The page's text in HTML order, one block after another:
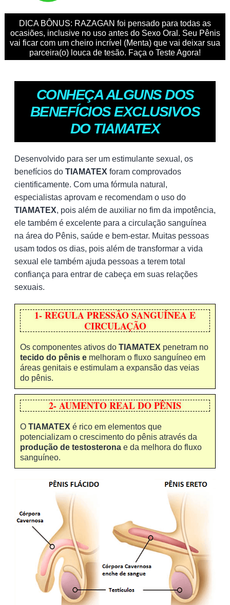
DICA BÔNUS: RAZAGAN foi pensado para todas as
ocasiões, inclusive no uso antes do Sexo Oral. Seu Pênis
vai ficar com um cheiro incrível (Menta) que vai deixar sua
parceira(o) louca de tesão. Faça o Teste Agora!
CONHEÇA ALGUNS DOS
BENEFÍCIOS EXCLUSIVOS
DO TIAMATEX
Desenvolvido para ser um estimulante sexual, os
benefícios do TIAMATEX foram comprovados
cientificamente. Com uma fórmula natural,
especialistas aprovam e recomendam o uso do
TIAMATEX, pois além de auxiliar no fim da impotência,
ele também é excelente para a circulação sanguínea
na área do Pênis, saúde e bem-estar. Muitas pessoas
usam todos os dias, pois além de transformar a vida
sexual ele também ajuda pessoas a terem total
confiança para entrar de cabeça em suas relações
sexuais.
1- REGULA PRESSÃO SANGUÍNEA E
CIRCULAÇÃO
Os componentes ativos do TIAMATEX penetram no
tecido do pênis e melhoram o fluxo sanguíneo em
áreas genitais e estimulam a expansão das veias
do pênis.
2- AUMENTO REAL DO PÊNIS
O TIAMATEX é rico em elementos que
potencializam o crescimento do pênis através da
produção de testosterona e da melhora do fluxo
sanguíneo.